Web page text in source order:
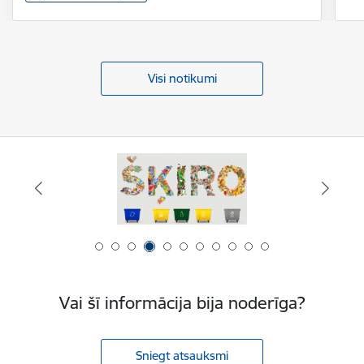
Visi notikumi
Vai šī informācija bija noderīga?
Sniegt atsauksmi